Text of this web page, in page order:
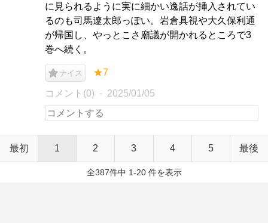
に見られるように実に細かい逸話が挿入されてい
るのも司馬遼太郎っぽい。岩倉具視や大久保利通
が帰国し、やっとこさ廟議が開かれるところで3
巻へ続く。
ナイス ★7
コメント(0) 2025/01/05
最初 1 2 3 4 5 最後
全387件中 1-20 件を表示